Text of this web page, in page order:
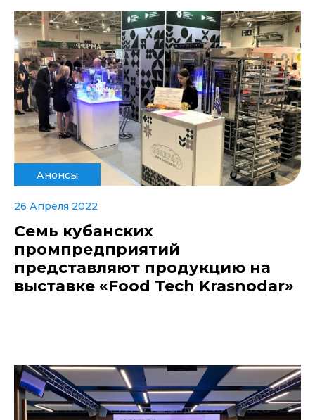
Анонсы
26 Апреля 2022
Семь кубанских
промпредприятий
представляют продукцию на
выставке «Food Tech Krasnodar»